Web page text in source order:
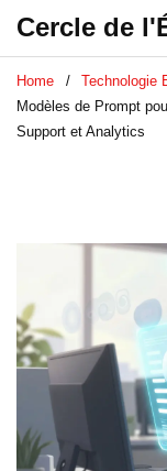
Cercle de
Home
Technologie
Modèles de Prompt
Support et Analytics